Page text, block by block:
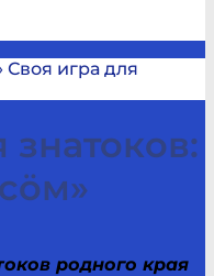
Своя игра для
знатоков:
родного края